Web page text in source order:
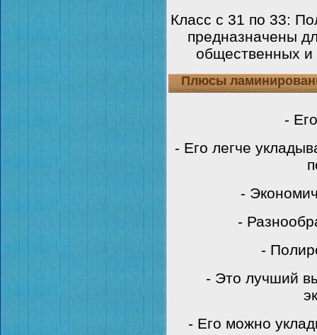
Класс с 31 по 33:
предназначены
общественных и
Плюсы
-
- Его легче
-
-
-
- Это лучший
- Его можно